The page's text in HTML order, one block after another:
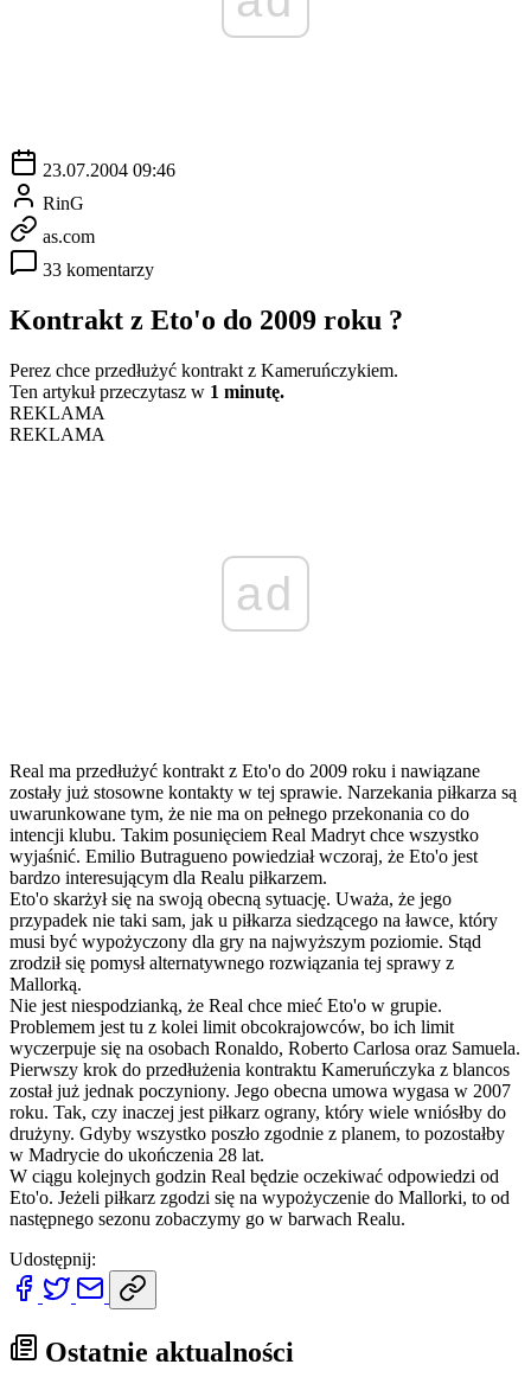
23.07.2004 09:46
RinG
as.com
33 komentarzy
Kontrakt z Eto'o do 2009 roku ?
Perez chce przedłużyć kontrakt z Kameruńczykiem.
Ten artykuł przeczytasz w 1 minutę.
REKLAMA
REKLAMA
ad
Real ma przedłużyć kontrakt z Eto'o do 2009 roku i nawiązane
zostały już stosowne kontakty w tej sprawie. Narzekania piłkarza są
uwarunkowane tym, że nie ma on pełnego przekonania co do
intencji klubu. Takim posunięciem Real Madryt chce wszystko
wyjaśnić. Emilio Butragueno powiedział wczoraj, że Eto'o jest
bardzo interesującym dla Realu piłkarzem.
Eto'o skarżył się na swoją obecną sytuację. Uważa, że jego
przypadek nie taki sam, jak u piłkarza siedzącego na ławce, który
musi być wypożyczony dla gry na najwyższym poziomie. Stąd
zrodził się pomysł alternatywnego rozwiązania tej sprawy z
Mallorką.
Nie jest niespodzianką, że Real chce mieć Eto'o w grupie.
Problemem jest tu z kolei limit obcokrajowców, bo ich limit
wyczerpuje się na osobach Ronaldo, Roberto Carlosa oraz Samuela.
Pierwszy krok do przedłużenia kontraktu Kameruńczyka z blancos
został już jednak poczyniony. Jego obecna umowa wygasa w 2007
roku. Tak, czy inaczej jest piłkarz ograny, który wiele wniósłby do
drużyny. Gdyby wszystko poszło zgodnie z planem, to pozostałby
w Madrycie do ukończenia 28 lat.
W ciągu kolejnych godzin Real będzie oczekiwać odpowiedzi od
Eto'o. Jeżeli piłkarz zgodzi się na wypożyczenie do Mallorki, to od
następnego sezonu zobaczymy go w barwach Realu.
Udostępnij:
Ostatnie aktualności